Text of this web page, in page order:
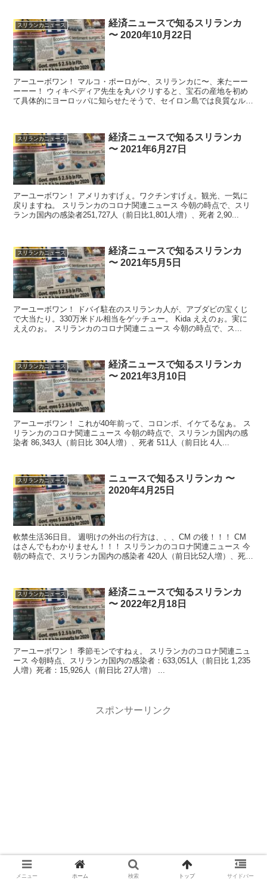
スリランカニュース
経済ニュースで知るスリランカ
〜 2020年10月22日
アーユーボワン！ マルコ・ポーロが〜、スリランカに〜、来たーー
ーーー！ ウィキペディア先生を丸パクリすると、宝石の産地を初め
て具体的にヨーロッパに知らせたそうで、セイロン島では良質なルビ
スリランカニュース
経済ニュースで知るスリランカ
〜 2021年6月27日
アーユーボワン！ アメリカすげぇ。ワクチンすげぇ。観光、一気に
戻りますね。 スリランカのコロナ関連ニュース 今朝の時点で、スリ
ランカ国内の感染者251,727人（前日比1,801人増）、死者 2,90...
スリランカニュース
経済ニュースで知るスリランカ
〜 2021年5月5日
アーユーボワン！ ドバイ駐在のスリランカ人が、アブダビの宝くじ
で大当たり。330万米ドル相当をゲッチュー。 Kida ええのぉ。実に
ええのぉ。 スリランカのコロナ関連ニュース 今朝の時点で、ス...
スリランカニュース
経済ニュースで知るスリランカ
〜 2021年3月10日
アーユーボワン！ これが40年前って、コロンボ、イケてるなぁ。 ス
リランカのコロナ関連ニュース 今朝の時点で、スリランカ国内の感
染者 86,343人（前日比 304人増）、死者 511人（前日比 4人...
スリランカニュース
ニュースで知るスリランカ 〜
2020年4月25日
軟禁生活36日目。 週明けの外出の行方は、、、CM の後！！！ CM
はさんでもわかりません！！！ スリランカのコロナ関連ニュース 今
朝の時点で、スリランカ国内の感染者 420人（前日比52人増）、死者
スリランカニュース
経済ニュースで知るスリランカ
〜 2022年2月18日
アーユーボワン！ 季節モンですねぇ。 スリランカのコロナ関連ニュ
ース 今朝時点、スリランカ国内の感染者：633,051人（前日比 1,235
スポンサーリンク
メニュー ホーム 検索 トップ サイドバー